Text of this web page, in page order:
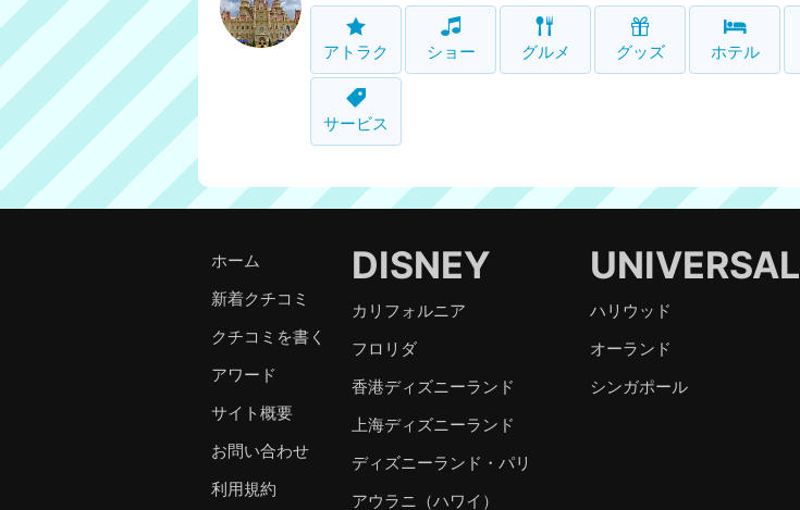
アトラク ショー グルメ グッズ ホテル
サービス
ホーム
新着クチコミ
クチコミを書く
アワード
サイト概要
お問い合わせ
利用規約
DISNEY
カリフォルニア
フロリダ
香港ディズニーランド
上海ディズニーランド
ディズニーランド・パリ
アウラニ（ハワイ）
UNIVERSAL
ハリウッド
オーランド
シンガポール